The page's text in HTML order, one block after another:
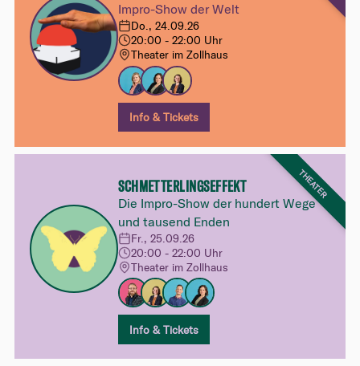
Impro-Show der Welt
Do., 24.09.26
20:00 - 22:00 Uhr
Theater im Zollhaus
Info & Tickets
THEATER
SCHMETTERLINGSEFFEKT
Die Impro-Show der hundert Wege
und tausend Enden
Fr., 25.09.26
20:00 - 22:00 Uhr
Theater im Zollhaus
Info & Tickets